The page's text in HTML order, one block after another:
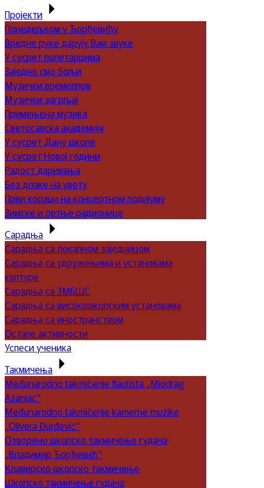
Пројекти
Понедељком у Ђорђевићу
Вредне руке дарују Вам звуке
У сусрет полетарцима
Заједно смо бољи
Музички времеплов
Музички загрљај
Примењена музика
Светосавска академија
У сусрет Дану школе
У сусрет Новој години
Радост даривања
Без длаке на увету
Први кораци на концертном подијуму
Зимске и летње радионице
Сарадња
Сарадња са локалном заједницом
Сарадња са удружењима и установама
културе
Сарадња са ЗМБШС
Сарадња са високошколским установама
Сарадња са иностранством
Остале активности
Успеси ученика
Такмичења
Međunarodno takmičenje flautista „Miodrag
Azanjac“
Međunarodno takmičenje kamerne muzike
„Olivera Đurđević“
Отворено школско такмичење гудача
„Владимир Ђорђевић“
Клавирско школско такмичење
Школско такмичење гудача